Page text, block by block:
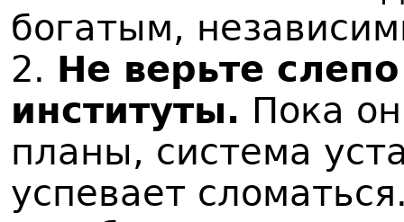
богатым,
2. Не верьте
институты. Пока
планы, система
успевает